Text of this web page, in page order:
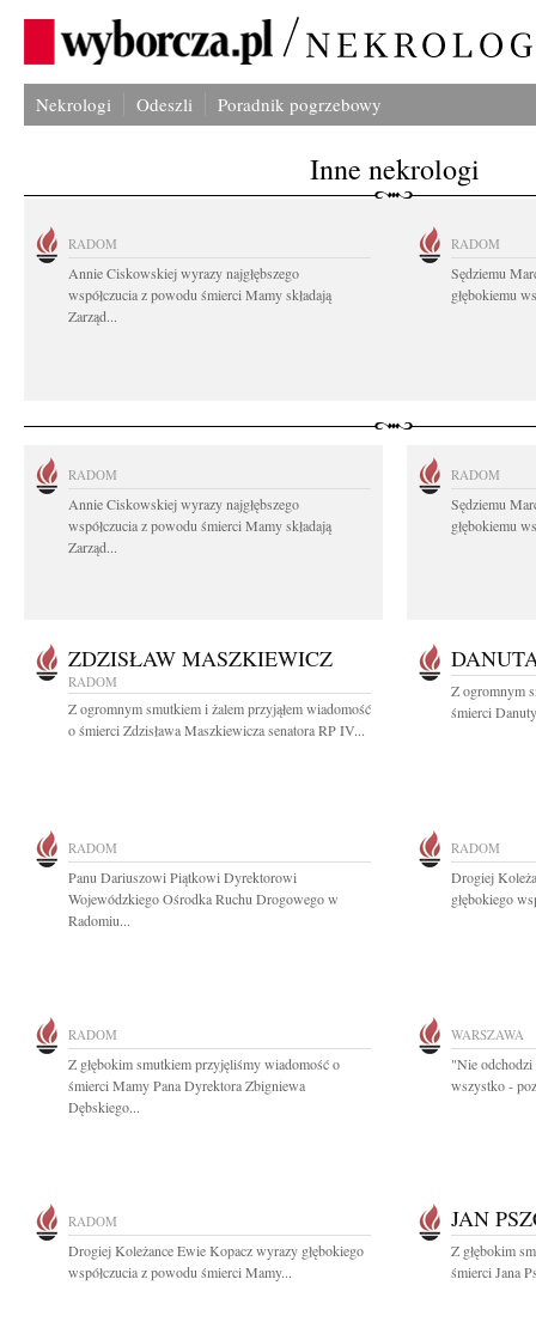
Nekrologi Odeszli Poradnik pogrzebowy
Inne nekrologi
RADOM
Annie Ciskowskiej wyrazy najgłębszego
współczucia z powodu śmierci Mamy składają
Zarząd...
RADOM
Sędziemu
głębokiemu
RADOM
Annie Ciskowskiej wyrazy najgłębszego
współczucia z powodu śmierci Mamy składają
Zarząd...
RADOM
Sędziemu
głębokiemu
ZDZISŁAW MASZKIEWICZ
RADOM
Z ogromnym smutkiem i żalem przyjąłem wiadomość
o śmierci Zdzisława Maszkiewicza senatora RP IV...
Z ogromnym
śmierci
RADOM
Panu Dariuszowi Piątkowi Dyrektorowi
Wojewódzkiego Ośrodka Ruchu Drogowego w
Radomiu...
RADOM
Drogiej
głębokiego
RADOM
Z głębokim smutkiem przyjęliśmy wiadomość o
śmierci Mamy Pana Dyrektora Zbigniewa
Dębskiego...
WARSZAWA
"Nie odchodzi
wszystko -
RADOM
Drogiej Koleżance Ewie Kopacz wyrazy głębokiego
współczucia z powodu śmierci Mamy...
JAN
Z głębokim
śmierci Jana